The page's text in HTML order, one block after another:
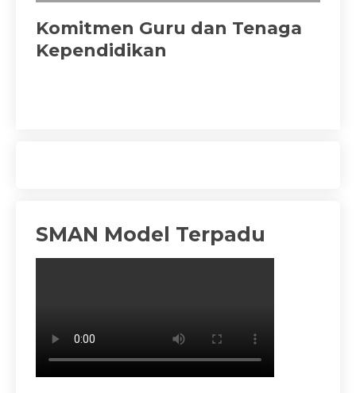
Komitmen Guru dan Tenaga
Kependidikan
SMAN Model Terpadu